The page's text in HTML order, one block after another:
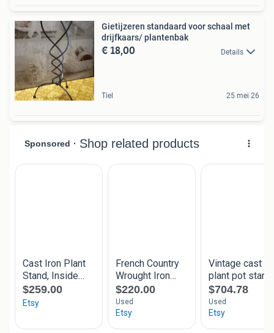
Gietijzeren standaard voor schaal met
drijfkaars/ plantenbak
€ 18,00 Details
Tiel 25 mei 26